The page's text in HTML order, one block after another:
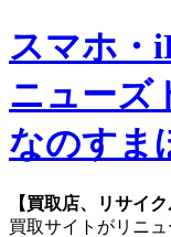
スマホ・
ニューズ
なのすま
【買取店、リサイ
買取サイトがリニュ